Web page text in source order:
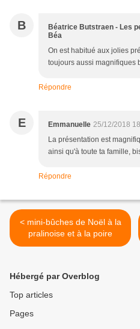
B
Béatrice Butstraen - Les
Béa
On est habitué aux jolies
toujours aussi magnifiques
Répondre
E Emmanuelle 25/12/2018
La présentation est
ainsi qu'à toute ta famille,
Répondre
< mini-bûches de Noël à la
pralinoise et à la poire
Hébergé par Overblog
Top articles
Pages